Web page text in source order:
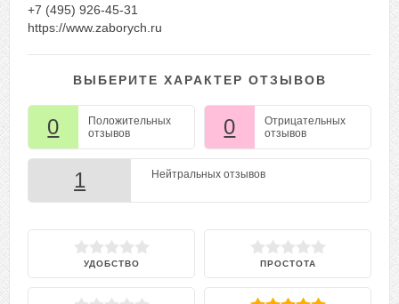
+7 (495) 926-45-31
https://www.zaborych.ru
ВЫБЕРИТЕ ХАРАКТЕР ОТЗЫВОВ
0
Положительных
отзывов
0
Отрицательных
отзывов
1 Нейтральных отзывов
УДОБСТВО ПРОСТОТА